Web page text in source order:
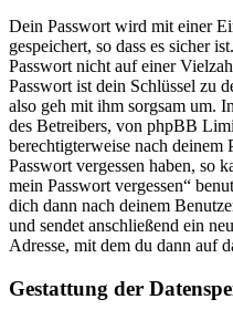
Dein Passwort wird mit einer
gespeichert, so dass es sicher
Passwort nicht auf einer
Passwort ist dein Schlüssel zu
also geh mit ihm sorgsam um.
des Betreibers, von phpBB
berechtigterweise nach deinem
Passwort vergessen haben, so
mein Passwort vergessen“
dich dann nach deinem
und sendet anschließend ein
Adresse, mit dem du dann auf
Gestattung der